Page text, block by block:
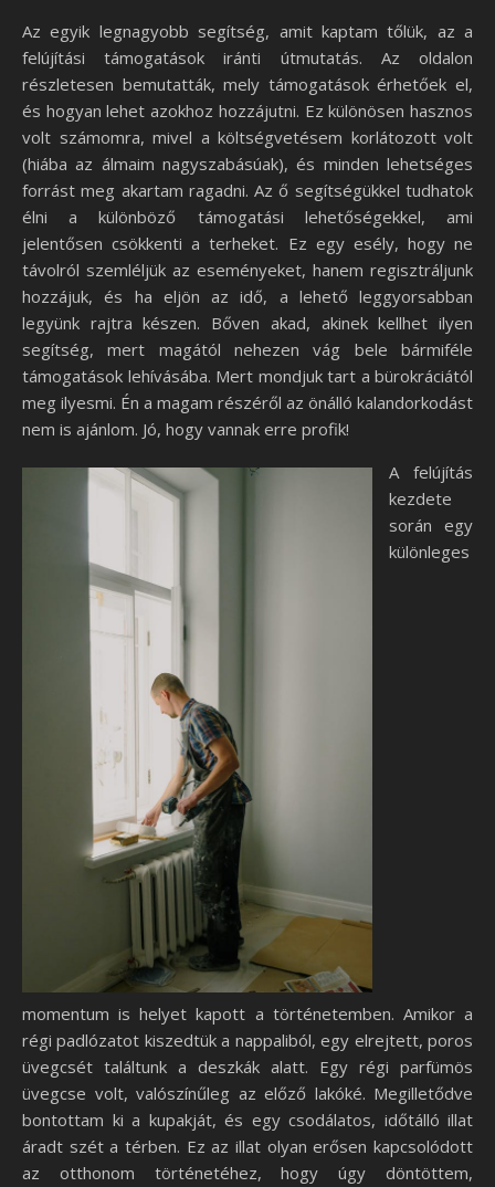
Az egyik legnagyobb segítség, amit kaptam tőlük, az a
felújítási támogatások iránti útmutatás. Az oldalon
részletesen bemutatták, mely támogatások érhetőek el,
és hogyan lehet azokhoz hozzájutni. Ez különösen hasznos
volt számomra, mivel a költségvetésem korlátozott volt
(hiába az álmaim nagyszabásúak), és minden lehetséges
forrást meg akartam ragadni. Az ő segítségükkel tudhatok
élni a különböző támogatási lehetőségekkel, ami
jelentősen csökkenti a terheket. Ez egy esély, hogy ne
távolról szemléljük az eseményeket, hanem regisztráljunk
hozzájuk, és ha eljön az idő, a lehető leggyorsabban
legyünk rajtra készen. Bőven akad, akinek kellhet ilyen
segítség, mert magától nehezen vág bele bármiféle
támogatások lehívásába. Mert mondjuk tart a bürokráciától
meg ilyesmi. Én a magam részéről az önálló kalandorkodást
nem is ajánlom. Jó, hogy vannak erre profik!
A felújítás
kezdete
során egy
különleges
momentum is helyet kapott a történetemben. Amikor a
régi padlózatot kiszedtük a nappaliból, egy elrejtett, poros
üvegcsét találtunk a deszkák alatt. Egy régi parfümös
üvegcse volt, valószínűleg az előző lakóké. Megilletődve
bontottam ki a kupakját, és egy csodálatos, időtálló illat
áradt szét a térben. Ez az illat olyan erősen kapcsolódott
az otthonom történetéhez, hogy úgy döntöttem,